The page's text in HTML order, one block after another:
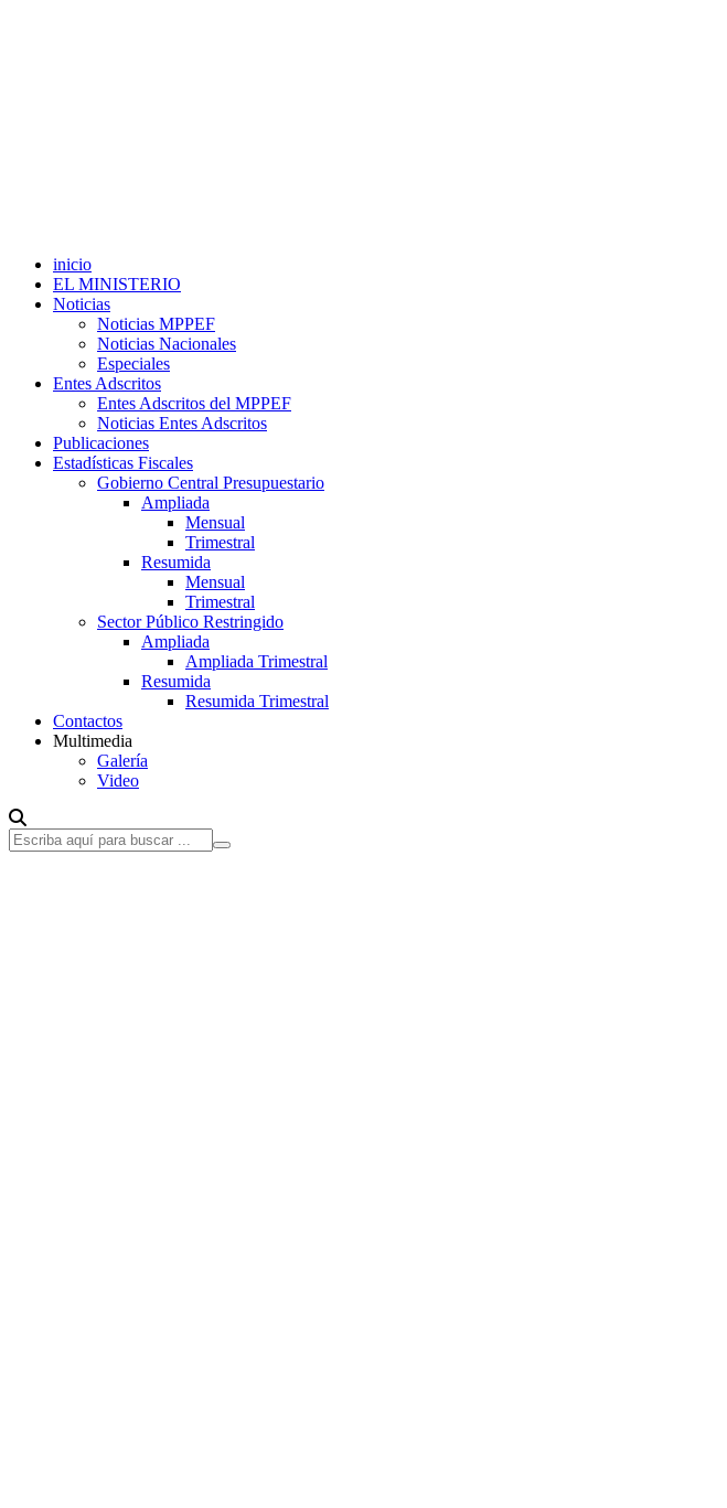
inicio
EL MINISTERIO
Noticias
Noticias MPPEF
Noticias Nacionales
Especiales
Entes Adscritos
Entes Adscritos del MPPEF
Noticias Entes Adscritos
Publicaciones
Estadísticas Fiscales
Gobierno Central Presupuestario
Ampliada
Mensual
Trimestral
Resumida
Mensual
Trimestral
Sector Público Restringido
Ampliada
Ampliada Trimestral
Resumida
Resumida Trimestral
Contactos
Multimedia
Galería
Video